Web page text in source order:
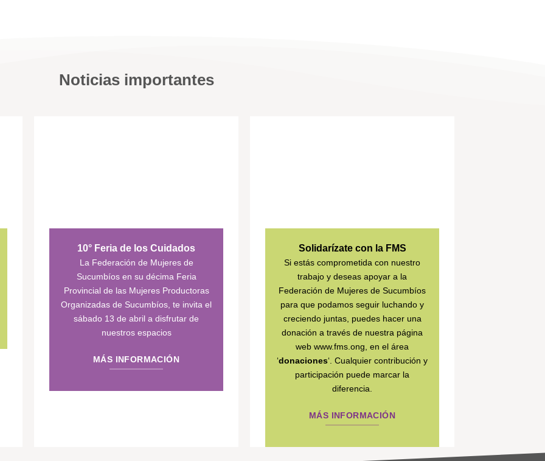
Noticias importantes
10° Feria de los Cuidados
La Federación de Mujeres de
Sucumbíos en su décima Feria
Provincial de las Mujeres Productoras
Organizadas de Sucumbíos, te invita el
sábado 13 de abril a disfrutar de
nuestros espacios
MÁS INFORMACIÓN
Solidarízate con la FMS
Si estás comprometida con nuestro
trabajo y deseas apoyar a la
Federación de Mujeres de Sucumbíos
para que podamos seguir luchando y
creciendo juntas, puedes hacer una
donación a través de nuestra página
web www.fms.ong, en el área
‘donaciones‘. Cualquier contribución y
participación puede marcar la
diferencia.
MÁS INFORMACIÓN